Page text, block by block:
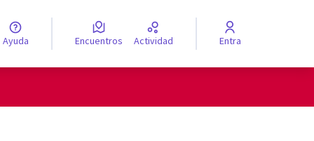
el idioma
Ayuda Encuentros Actividad Entra